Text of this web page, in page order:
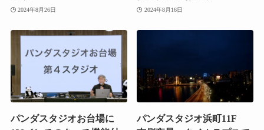
2024年8月26日 2024年8月16日
パンダスタジオお台場に
パンダスタジオ浜町11F